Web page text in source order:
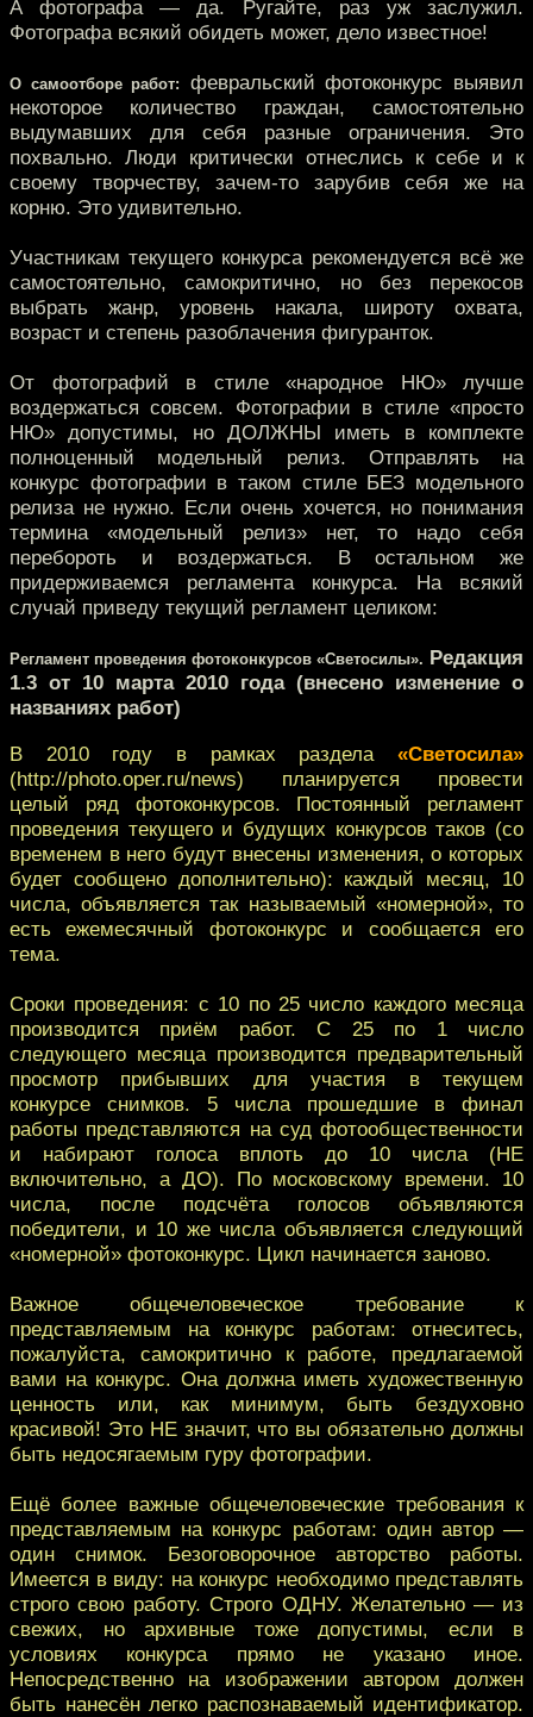
А фотографа — да. Ругайте, раз уж заслужил.
Фотографа всякий обидеть может, дело известное!
О самоотборе работ:
февральский фотоконкурс выявил
некоторое количество граждан, самостоятельно
выдумавших для себя разные ограничения. Это
похвально. Люди критически отнеслись к себе и к
своему творчеству, зачем-то зарубив себя же на
корню. Это удивительно.
Участникам текущего конкурса рекомендуется всё же
самостоятельно, самокритично, но без перекосов
выбрать жанр, уровень накала, широту охвата,
возраст и степень разоблачения фигуранток.
От фотографий в стиле «народное НЮ» лучше
воздержаться совсем. Фотографии в стиле «просто
НЮ» допустимы, но ДОЛЖНЫ иметь в комплекте
полноценный модельный релиз. Отправлять на
конкурс фотографии в таком стиле БЕЗ модельного
релиза не нужно. Если очень хочется, но понимания
термина «модельный релиз» нет, то надо себя
перебороть и воздержаться. В остальном же
придерживаемся регламента конкурса. На всякий
случай приведу текущий регламент целиком:
Регламент проведения фотоконкурсов «Светосилы». Редакция
1.3 от 10 марта 2010 года (внесено изменение о
названиях работ)
В 2010 году в рамках раздела «Светосила»
(http://photo.oper.ru/news) планируется провести
целый ряд фотоконкурсов. Постоянный регламент
проведения текущего и будущих конкурсов таков (со
временем в него будут внесены изменения, о которых
будет сообщено дополнительно): каждый месяц, 10
числа, объявляется так называемый «номерной», то
есть ежемесячный фотоконкурс и сообщается его
тема.
Сроки проведения: с 10 по 25 число каждого месяца
производится приём работ. С 25 по 1 число
следующего месяца производится предварительный
просмотр прибывших для участия в текущем
конкурсе снимков. 5 числа прошедшие в финал
работы представляются на суд фотообщественности
и набирают голоса вплоть до 10 числа (НЕ
включительно, а ДО). По московскому времени. 10
числа, после подсчёта голосов объявляются
победители, и 10 же числа объявляется следующий
«номерной» фотоконкурс. Цикл начинается заново.
Важное общечеловеческое требование к
представляемым на конкурс работам: отнеситесь,
пожалуйста, самокритично к работе, предлагаемой
вами на конкурс. Она должна иметь художественную
ценность или, как минимум, быть бездуховно
красивой! Это НЕ значит, что вы обязательно должны
быть недосягаемым гуру фотографии.
Ещё более важные общечеловеческие требования к
представляемым на конкурс работам: один автор —
один снимок. Безоговорочное авторство работы.
Имеется в виду: на конкурс необходимо представлять
строго свою работу. Строго ОДНУ. Желательно — из
свежих, но архивные тоже допустимы, если в
условиях конкурса прямо не указано иное.
Непосредственно на изображении автором должен
быть нанесён легко распознаваемый идентификатор.